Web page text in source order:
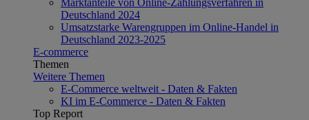
Deutschland 2024
Umsatzstarke Warengruppen im Online-Handel in
Deutschland 2023-2025
E-commerce
Themen
Weitere Themen
E-Commerce weltweit - Daten & Fakten
KI im E-Commerce - Daten & Fakten
Top Report